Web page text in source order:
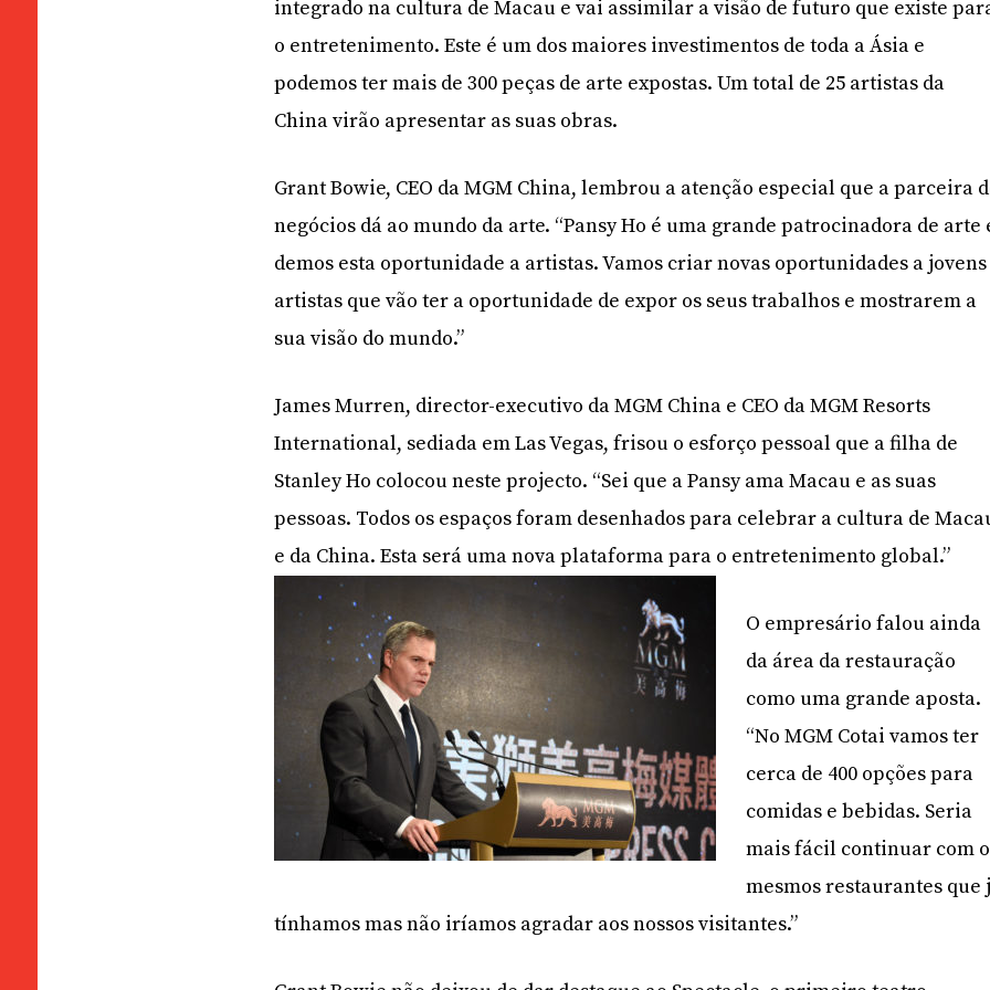
integrado na cultura de Macau e vai assimilar a visão de futuro que existe
o entretenimento. Este é um dos maiores investimentos de toda a Ásia e
podemos ter mais de 300 peças de arte expostas. Um total de 25 artistas da
China virão apresentar as suas obras.
Grant Bowie, CEO da MGM China, lembrou a atenção especial que a parceira
negócios dá ao mundo da arte. “Pansy Ho é uma grande patrocinadora de arte
demos esta oportunidade a artistas. Vamos criar novas oportunidades a jovens
artistas que vão ter a oportunidade de expor os seus trabalhos e mostrarem a
sua visão do mundo.”
James Murren, director-executivo da MGM China e CEO da MGM Resorts
International, sediada em Las Vegas, frisou o esforço pessoal que a filha de
Stanley Ho colocou neste projecto. “Sei que a Pansy ama Macau e as suas
pessoas. Todos os espaços foram desenhados para celebrar a cultura de
e da China. Esta será uma nova plataforma para o entretenimento global.”
O empresário falou ainda
da área da restauração
como uma grande aposta.
“No MGM Cotai vamos ter
cerca de 400 opções para
comidas e bebidas. Seria
mais fácil continuar com
mesmos restaurantes que
tínhamos mas não iríamos agradar aos nossos visitantes.”